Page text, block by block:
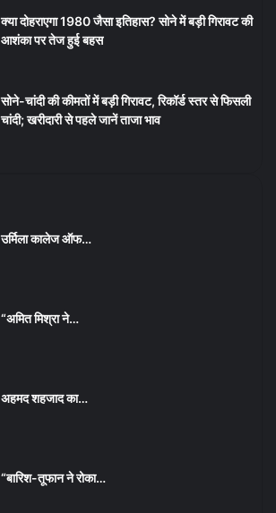
क्या दोहराएगा 1980 जैसा इतिहास? सोने में बड़ी गिरावट की
आशंका पर तेज हुई बहस
सोने-चांदी की कीमतों में बड़ी गिरावट, रिकॉर्ड स्तर से फिसली
चांदी; खरीदारी से पहले जानें ताजा भाव
उर्मिला कालेज ऑफ…
“अमित मिश्रा ने…
अहमद शहजाद का…
“बारिश-तूफान ने रोका…